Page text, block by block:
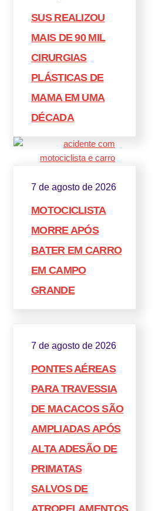
SUS REALIZOU
MAIS DE 90 MIL
CIRURGIAS
PLÁSTICAS DE
MAMA EM UMA
DÉCADA
7 de agosto de 2026
MOTOCICLISTA
MORRE APÓS
BATER EM CARRO
EM CAMPO
GRANDE
7 de agosto de 2026
PONTES AÉREAS
PARA TRAVESSIA
DE MACACOS SÃO
AMPLIADAS APÓS
ALTA ADESÃO DE
PRIMATAS
SALVOS DE
ATROPELAMENTOS